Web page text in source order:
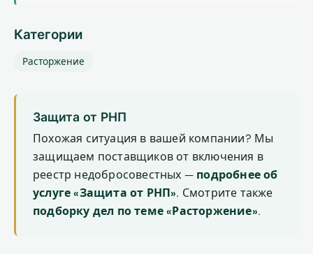
Категории
Расторжение
Защита от РНП
Похожая ситуация в вашей компании? Мы
защищаем поставщиков от включения в
реестр недобросовестных — подробнее об
услуге «Защита от РНП». Смотрите также
подборку дел по теме «Расторжение».